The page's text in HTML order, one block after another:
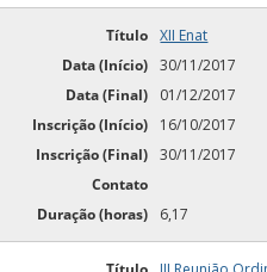
Título
XII Enat
Data (Início)
30/11/2017
Data (Final)
01/12/2017
Inscrição (Início)
16/10/2017
Inscrição (Final)
30/11/2017
Contato
Duração (horas)
6,17